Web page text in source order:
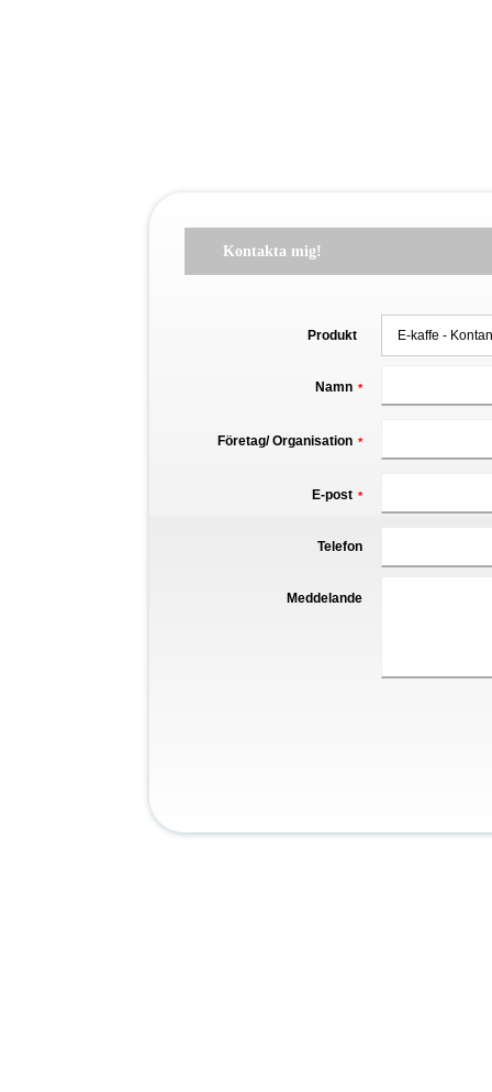
Kontakta mig!
Produkt
Namn *
Företag/ Organisation *
E-post *
Telefon
Meddelande